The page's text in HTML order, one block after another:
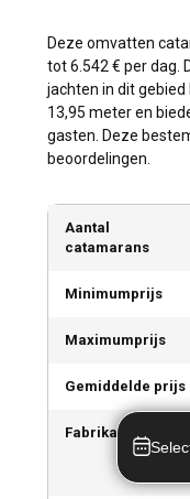
Deze omvatten
tot 6.542 € per dag.
jachten in dit
13,95 meter en
gasten. Deze
beoordelingen.
Aantal
catamarans
Minimumprijs
Maximumprijs
Gemiddelde prijs
Fabrikanten